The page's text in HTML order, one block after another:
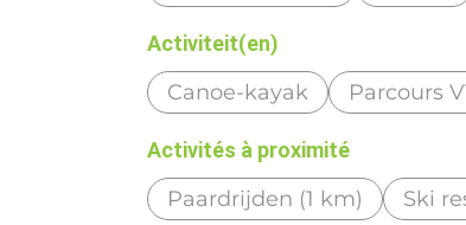
Activiteit(en)
Canoe-kayak Parcours
Activités à proximité
Paardrijden (1 km) Ski